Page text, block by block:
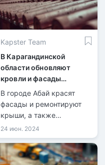
Kapster Team
В Карагандинской
области обновляют
кровли и фасады
многоэтажек
В городе Абай красят
фасады и ремонтируют
крыши, а также
асфальтируют дороги и
высаживают деревья,
чтобы улучшить
городской облик и
24 июн. 2024